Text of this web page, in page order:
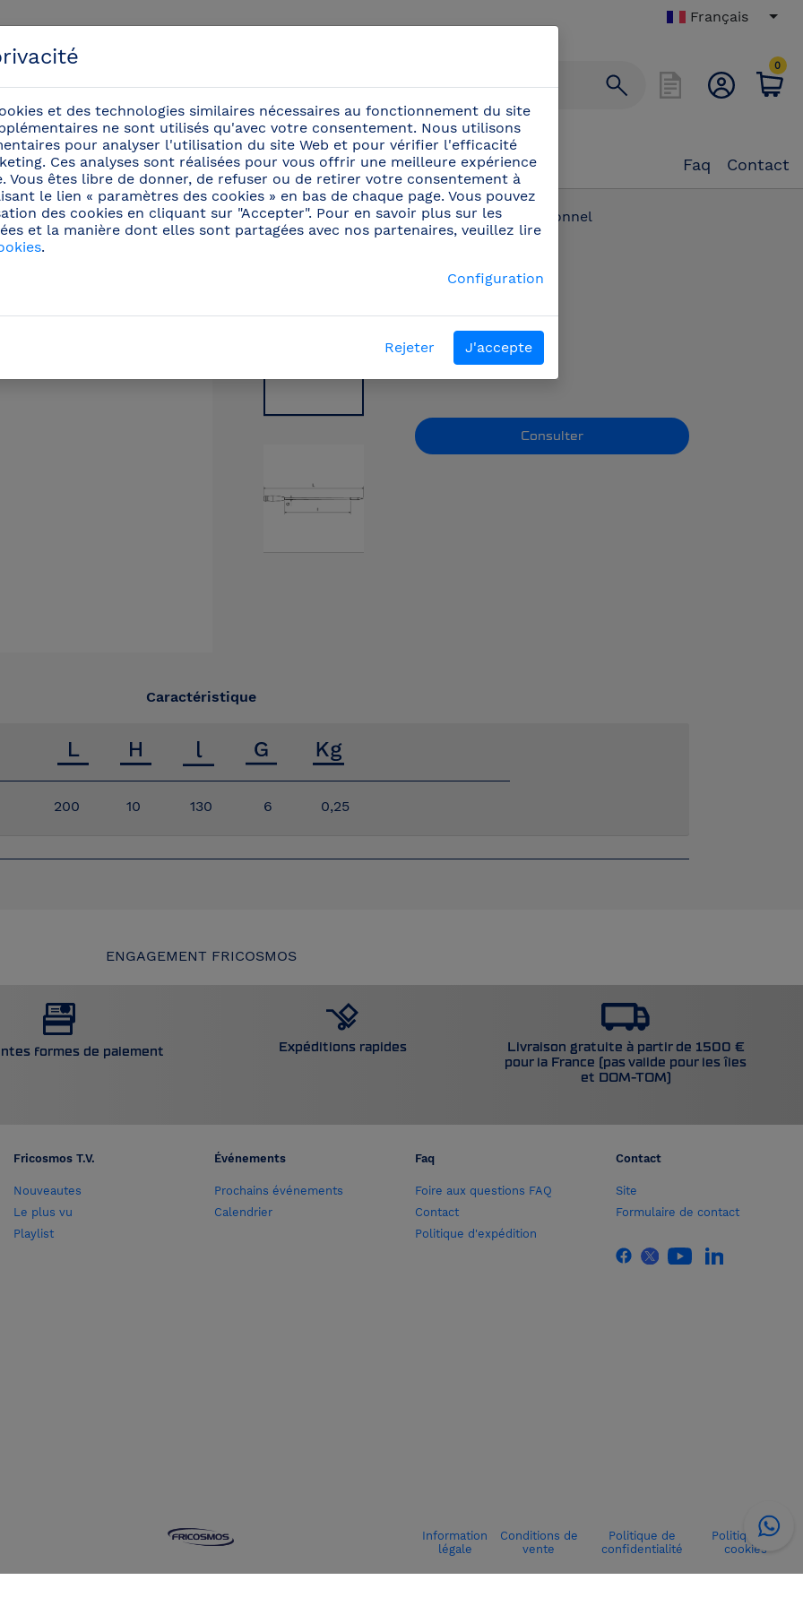
Français
0
Faq Contact
professionnels / Couteaux de chefs (48) / Aiguille lardoire professionnel
440802
Aiguille lardoire
professionnel
Aiguille lardoire
Consulter
Caractéristique
200
10 130 6 0,25
ENGAGEMENT FRICOSMOS
formes de paiement Expéditions rapides
Livraison gratuite à partir de 1500 €
pour la France (pas valide pour les îles
et DOM-TOM)
Fricosmos T.V.
Nouveautes
Le plus vu
Playlist
Événements
Prochains événements
Calendrier
Faq
Foire aux questions FAQ
Contact
Politique d'expédition
Contact
Site
Formulaire de contact
Information
légale
Conditions de
vente
Politique de
confidentialité
Politique de
cookies
et des technologies similaires nécessaires au fonctionnement du site
ne sont utilisés qu'avec votre consentement. Nous utilisons
pour analyser l'utilisation du site Web et pour vérifier l'efficacité
Ces analyses sont réalisées pour vous offrir une meilleure expérience
Vous êtes libre de donner, de refuser ou de retirer votre consentement à
le lien « paramètres des cookies » en bas de chaque page. Vous pouvez
des cookies en cliquant sur "Accepter". Pour en savoir plus sur les
et la manière dont elles sont partagées avec nos partenaires, veuillez lire
.
Configuration
Rejeter J'accepte